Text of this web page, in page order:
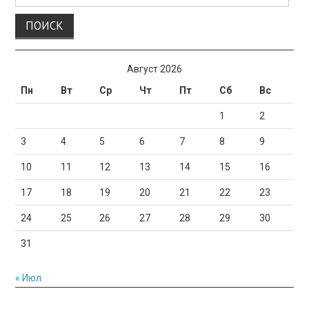
Август 2026
Пн
Вт Ср Чт Пт Сб Вс
1 2
3 4 5 6 7 8 9
10 11 12 13 14 15 16
17 18 19 20 21 22 23
24 25 26 27 28 29 30
31
« Июл